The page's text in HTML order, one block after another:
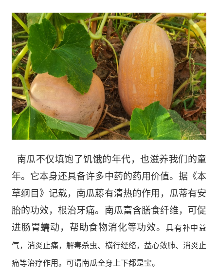
南瓜不仅填饱了饥饿的年代，也滋养我们的童
年。它本身还具备许多中药的药用价值。据 《本
草纲目》记载， 南瓜藤有清热的作用，瓜蒂有安
胎的功效，根治牙痛。南瓜富含膳食纤维，可促
进肠胃蠕动，帮助食物消化等功效。 具有补中益
气，消炎止痛，解毒杀虫、横行经络，益心敛肺、消炎止
痛等治疗作用。可谓南瓜全身上下都是宝。